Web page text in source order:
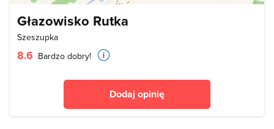
Głazowisko Rutka
Szeszupka
8.6 Bardzo dobry!
Dodaj opinię